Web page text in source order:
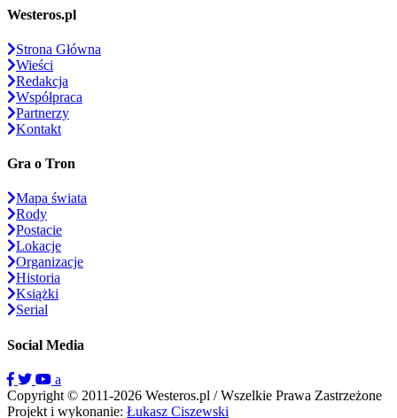
Westeros.pl
Strona Główna
Wieści
Redakcja
Współpraca
Partnerzy
Kontakt
Gra o Tron
Mapa świata
Rody
Postacie
Lokacje
Organizacje
Historia
Książki
Serial
Social Media
a
Copyright © 2011-2026 Westeros.pl / Wszelkie Prawa Zastrzeżone
Projekt i wykonanie: Łukasz Ciszewski